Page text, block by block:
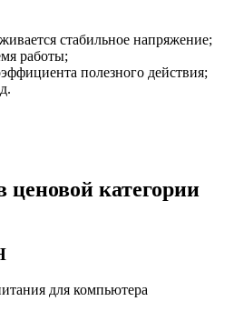
стабильное напряжение;
работы;
полезного действия;
категории